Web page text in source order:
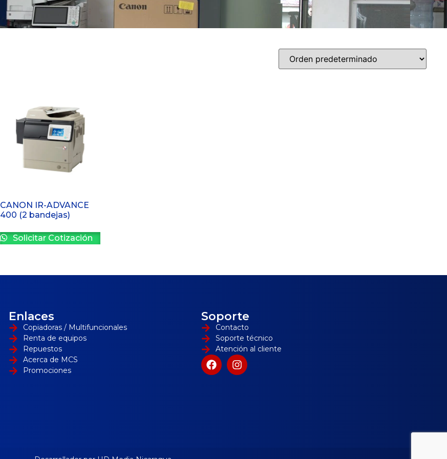
CANON IR-ADVANCE
400 (2 bandejas)
Solicitar Cotización
Enlaces
Copiadoras / Multifuncionales
Renta de equipos
Repuestos
Acerca de MCS
Promociones
Soporte
Contacto
Soporte técnico
Atención al cliente